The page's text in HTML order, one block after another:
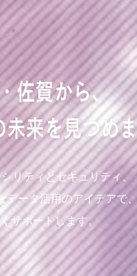
リティとセキュリティ、
データ活用のアイデアで
サポートします。